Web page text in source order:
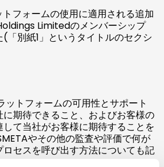
フォームの使用に適用される追加
Limitedのメンバーシップ
「別紙1」というタイトルのセクシ
ットフォームの可用性とサポート
期待できること、およびお客様の
て当社がお客様に期待することを
やその他の監査や評価で何が
セスを呼び出す方法についても記